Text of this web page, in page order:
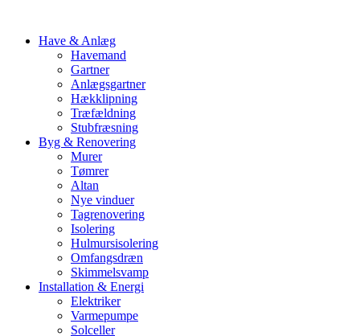
Have & Anlæg
Havemand
Gartner
Anlægsgartner
Hækklipning
Træfældning
Stubfræsning
Byg & Renovering
Murer
Tømrer
Altan
Nye vinduer
Tagrenovering
Isolering
Hulmursisolering
Omfangsdræn
Skimmelsvamp
Installation & Energi
Elektriker
Varmepumpe
Solceller